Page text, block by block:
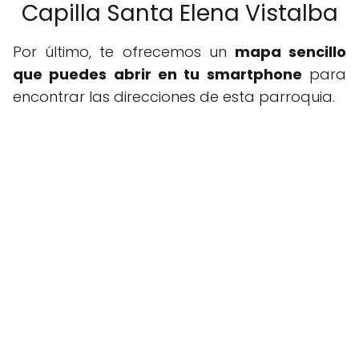
Capilla Santa Elena Vistalba
Por último, te ofrecemos un mapa sencillo
que puedes abrir en tu smartphone para
encontrar las direcciones de esta parroquia.